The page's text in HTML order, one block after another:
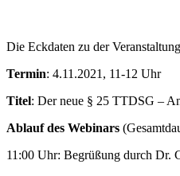
Die Eckdaten zu der
Termin: 4.11.2021, 11-12 Uhr
Titel: Der neue § 25 TTDSG –
Ablauf des Webinars
11:00 Uhr: Begrüßung durch Dr.